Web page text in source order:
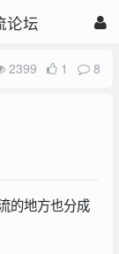
论坛
2399 1 8
的地方也分成